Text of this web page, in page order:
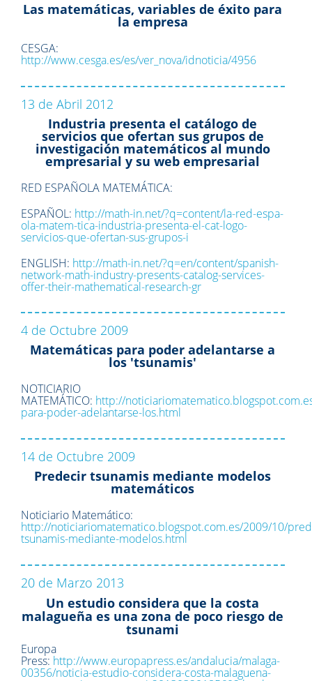
Las matemáticas, variables de éxito para
la empresa
CESGA:
http://www.cesga.es/es/ver_nova/idnoticia/4956
13 de Abril 2012
Industria presenta el catálogo de
servicios que ofertan sus grupos de
investigación matemáticos al mundo
empresarial y su web empresarial
RED ESPAÑOLA MATEMÁTICA:
ESPAÑOL: http://math-in.net/?q=content/la-red-espa-
ola-matem-tica-industria-presenta-el-cat-logo-
servicios-que-ofertan-sus-grupos-i
ENGLISH: http://math-in.net/?q=en/content/spanish-
network-math-industry-presents-catalog-services-
offer-their-mathematical-research-gr
4 de Octubre 2009
Matemáticas para poder adelantarse a
los 'tsunamis'
NOTICIARIO
MATEMÁTICO: http://
para-poder-adelantarse-los.html
14 de Octubre 2009
Predecir tsunamis mediante modelos
matemáticos
Noticiario Matemático:
http://noticiariomatematico.blogspot.com.es/2009/10/
tsunamis-mediante-modelos.html
20 de Marzo 2013
Un estudio considera que la costa
malagueña es una zona de poco riesgo de
tsunami
Europa
Press: http://www.europapress.es/andalucia/malaga-
00356/noticia-estudio-considera-costa-malaguena-